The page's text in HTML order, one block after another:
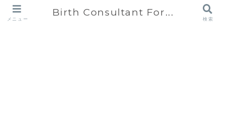
メニュー
Birth Consultant For...
検索